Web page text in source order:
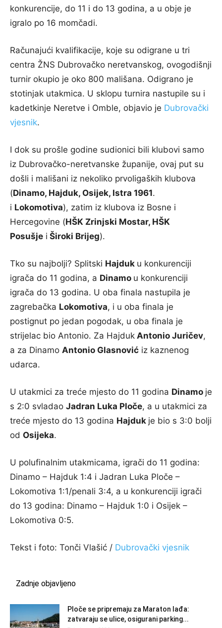
konkurencije, do 11 i do 13 godina, a u obje je
igralo po 16 momčadi.
Računajući kvalifikacije, koje su odigrane u tri
centra ŽNS Dubrovačko neretvanskog, ovogodišnji
turnir okupio je oko 800 mališana. Odigrano je
stotinjak utakmica. U sklopu turnira nastupile su i
kadetkinje Neretve i Omble, objavio je Dubrovački
vjesnik.
I dok su prošle godine sudionici bili klubovi samo
iz Dubrovačko-neretvanske županije, ovaj put su
došli i mališani iz nekoliko prvoligaških klubova
(Dinamo, Hajduk, Osijek, Istra 1961.
i Lokomotiva), zatim iz klubova iz Bosne i
Hercegovine (HŠK Zrinjski Mostar, HŠK
Posušje i Široki Brijeg).
Tko su najbolji? Splitski Hajduk u konkurenciji
igrača do 11 godina, a Dinamo u konkurenciji
igrača do 13 godina. U oba finala nastupila je
zagrebačka Lokomotiva, i u oba finala je
postignut po jedan pogodak, u oba finala je
strijelac bio Antonio. Za Hajduk Antonio Juričev,
a za Dinamo Antonio Glasnović iz kaznenog
udarca.
U utakmici za treće mjesto do 11 godina Dinamo je
s 2:0 svladao Jadran Luka Ploče, a u utakmici za
treće mjesto do 13 godina Hajduk je bio s 3:0 bolji
od Osijeka.
U polufinalnim utakmicama, igrači do 11 godina:
Dinamo – Hajduk 1:4 i Jadran Luka Ploče –
Lokomotiva 1:1/penali 3:4, a u konkurenciji igrači
do 13 godina: Dinamo – Hajduk 1:0 i Osijek –
Lokomotiva 0:5.
Tekst i foto: Tonči Vlašić / Dubrovački vjesnik
Zadnje objavljeno
Ploče se pripremaju za Maraton lađa:
zatvaraju se ulice, osigurani parking...